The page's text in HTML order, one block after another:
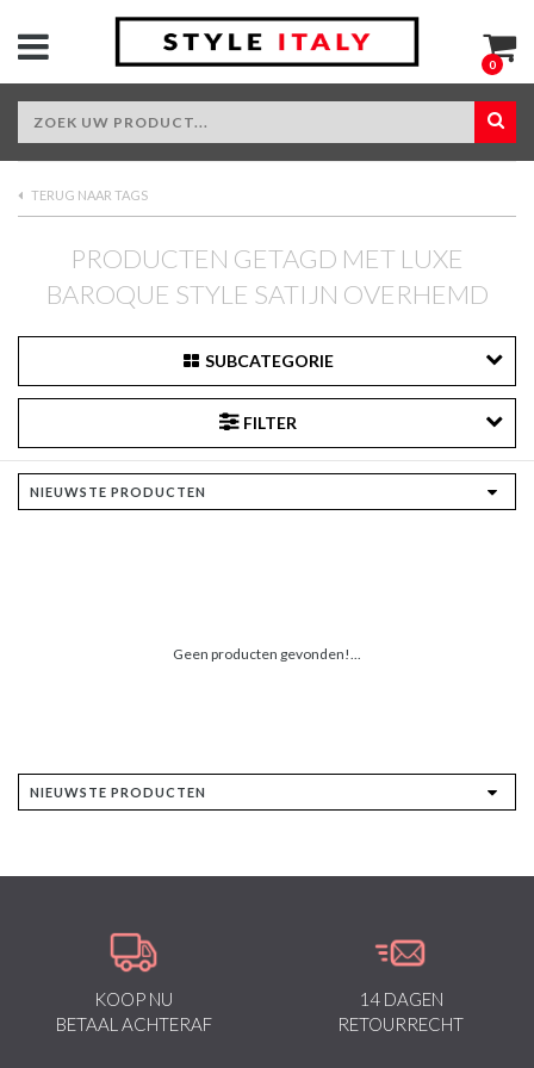
0
TERUG NAAR TAGS
PRODUCTEN GETAGD MET LUXE
BAROQUE STYLE SATIJN OVERHEMD
SUBCATEGORIE
FILTER
Geen producten gevonden!...
KOOP NU
BETAAL ACHTERAF
14 DAGEN
RETOURRECHT